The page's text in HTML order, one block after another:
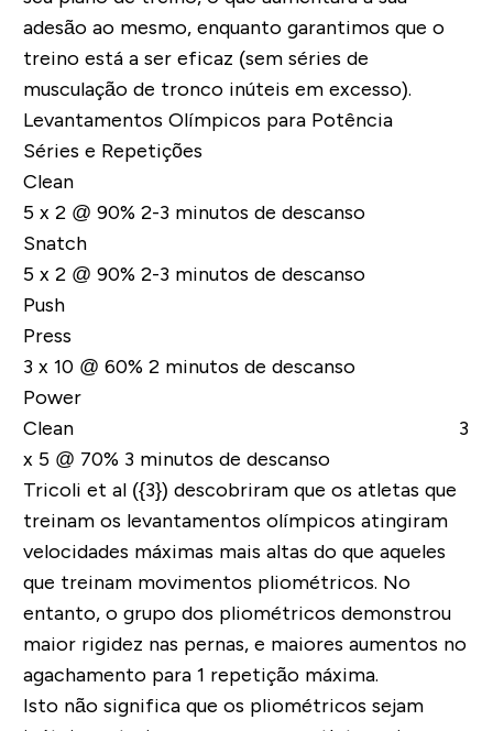
adesão ao mesmo, enquanto garantimos que o
treino está a ser eficaz (sem séries de
musculação de tronco inúteis em excesso).
Levantamentos Olímpicos para Potência
Séries e Repetições
5 x 2 @ 90% 2-3 minutos de descanso
5 x 2 @ 90% 2-3 minutos de descanso
Push
Press
3 x 10 @ 60% 2 minutos de descanso
Power
Clean 3
x 5 @ 70% 3 minutos de descanso
Tricoli et al ({3}) descobriram que os atletas que
treinam os levantamentos olímpicos atingiram
velocidades máximas mais altas do que aqueles
que treinam movimentos pliométricos. No
entanto, o grupo dos pliométricos demonstrou
maior rigidez nas pernas, e maiores aumentos no
agachamento para 1 repetição máxima.
Isto não significa que os pliométricos sejam